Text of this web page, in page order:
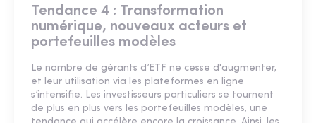
Tendance 4 : Transformation
numérique, nouveaux acteurs et
portefeuilles modèles
Le nombre de gérants d’ETF ne cesse d'augmenter,
et leur utilisation via les plateformes en ligne
s’intensifie. Les investisseurs particuliers se tournent
de plus en plus vers les portefeuilles modèles, une